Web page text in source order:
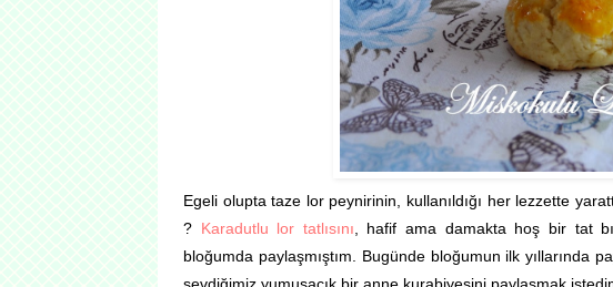
Egeli olupta taze lor peynirinin,
kullanıldığı her lezzette
? Karadutlu lor tatlısını , hafif ama damakta hoş bir tat
bloğumda paylaşmıştım. Bugünde bloğumun ilk yıllarında